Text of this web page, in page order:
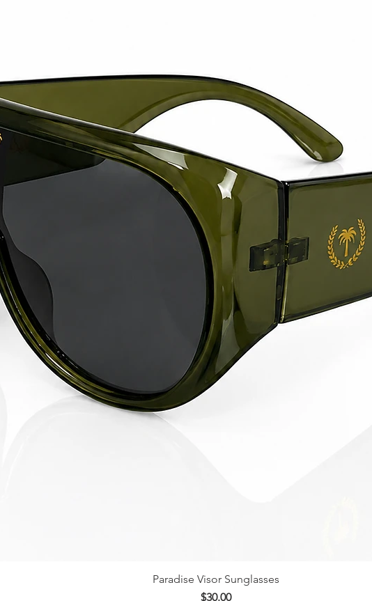
Vista rápida
Paradise Visor Sunglasses
Precio
$30.00